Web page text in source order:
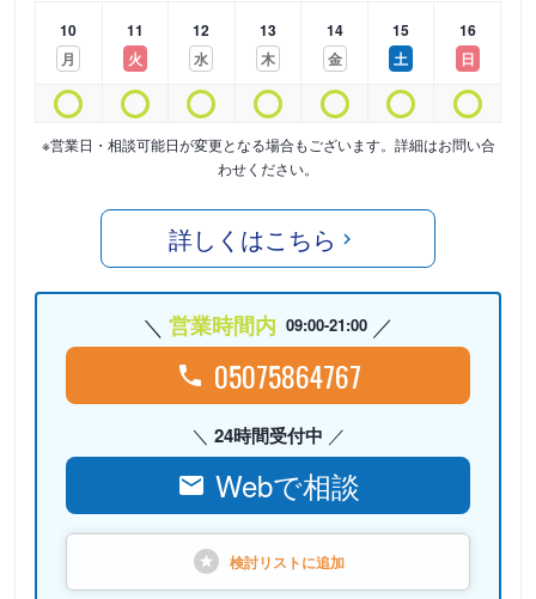
10
月
11
火
12
水
13
木
14
金
15
土
16
日
※営業日・相談可能日が変更となる場合もございます。詳細はお問い合
わせください。
詳しくはこちら
営業時間内 09:00-21:00
05075864767
24時間受付中
Webで相談
検討リストに追加